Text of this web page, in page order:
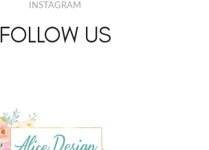
INSTAGRAM
FOLLOW US